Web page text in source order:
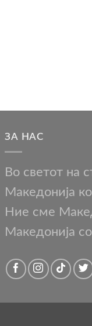
ЗА НАС
Во светот на
Македонија
Ние сме
Македонија